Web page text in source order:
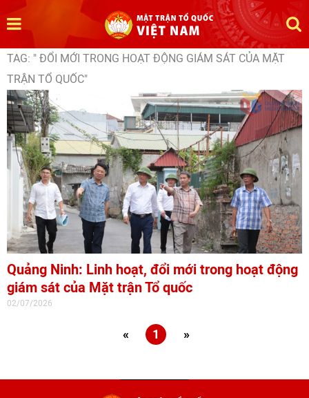
TAG: " ĐỔI MỚI TRONG HOẠT ĐỘNG GIÁM SÁT CỦA MẶT
TRẬN TỔ QUỐC"
Quảng Ninh: Linh hoạt, đổi mới trong hoạt động
giám sát của Mặt trận Tổ quốc
02/07/2026
« 1 »